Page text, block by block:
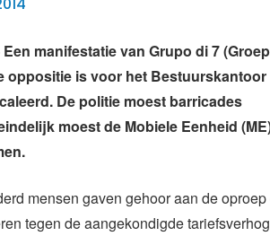
manifestatie van Grupo di 7 (Groep
oppositie is voor het Bestuurskantoor
De politie moest barricades
moest de Mobiele Eenheid
mensen gaven gehoor aan de oproep
tegen de aangekondigde